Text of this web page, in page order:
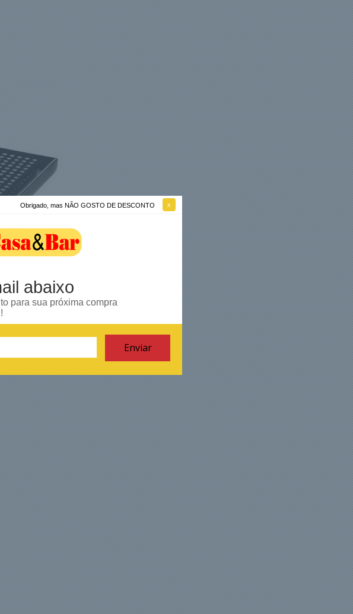
Obrigado, mas NÃO GOSTO DE DESCONTO
abaixo
para sua próxima compra